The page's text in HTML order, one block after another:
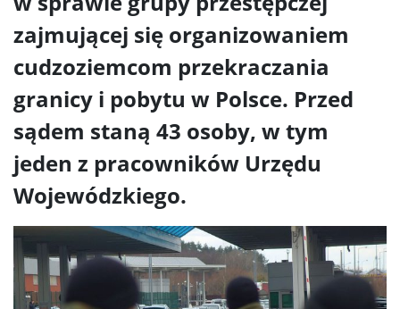
zajmującej się organizowaniem
cudzoziemcom przekraczania
granicy i pobytu w Polsce. Przed
sądem staną 43 osoby, w tym
jeden z pracowników Urzędu
Wojewódzkiego.